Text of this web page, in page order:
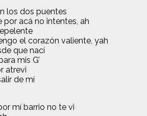
los dos puentes
por acá no intentes, ah
el corazón valiente, yah
que nací
mis G’
atrevi
de mí
mí barrio no te vi